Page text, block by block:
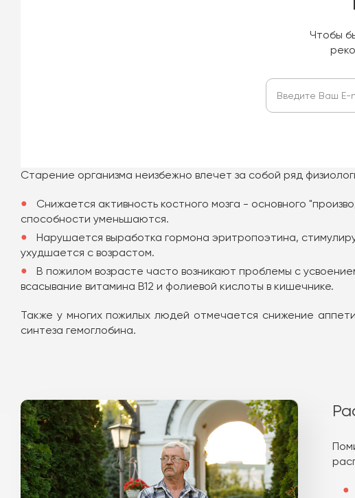
Чтобы
Старение организма неизбежно влечет за собой ряд
Снижается активность костного мозга - основного
способности уменьшаются.
Нарушается выработка гормона эритропоэтина,
ухудшается с возрастом.
В пожилом возрасте часто возникают проблемы с
всасывание витамина В12 и фолиевой кислоты в кишечнике.
Также у многих пожилых людей отмечается снижение
синтеза гемоглобина.